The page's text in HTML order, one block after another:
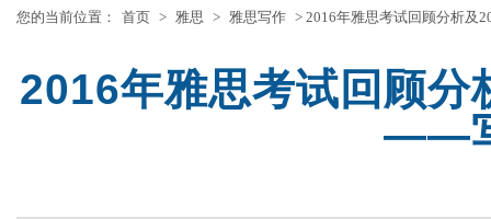
您的当前位置： 首页 > 雅思 > 雅思写作 > 2016年雅思考试回顾分析
2016年雅思考试回顾
——